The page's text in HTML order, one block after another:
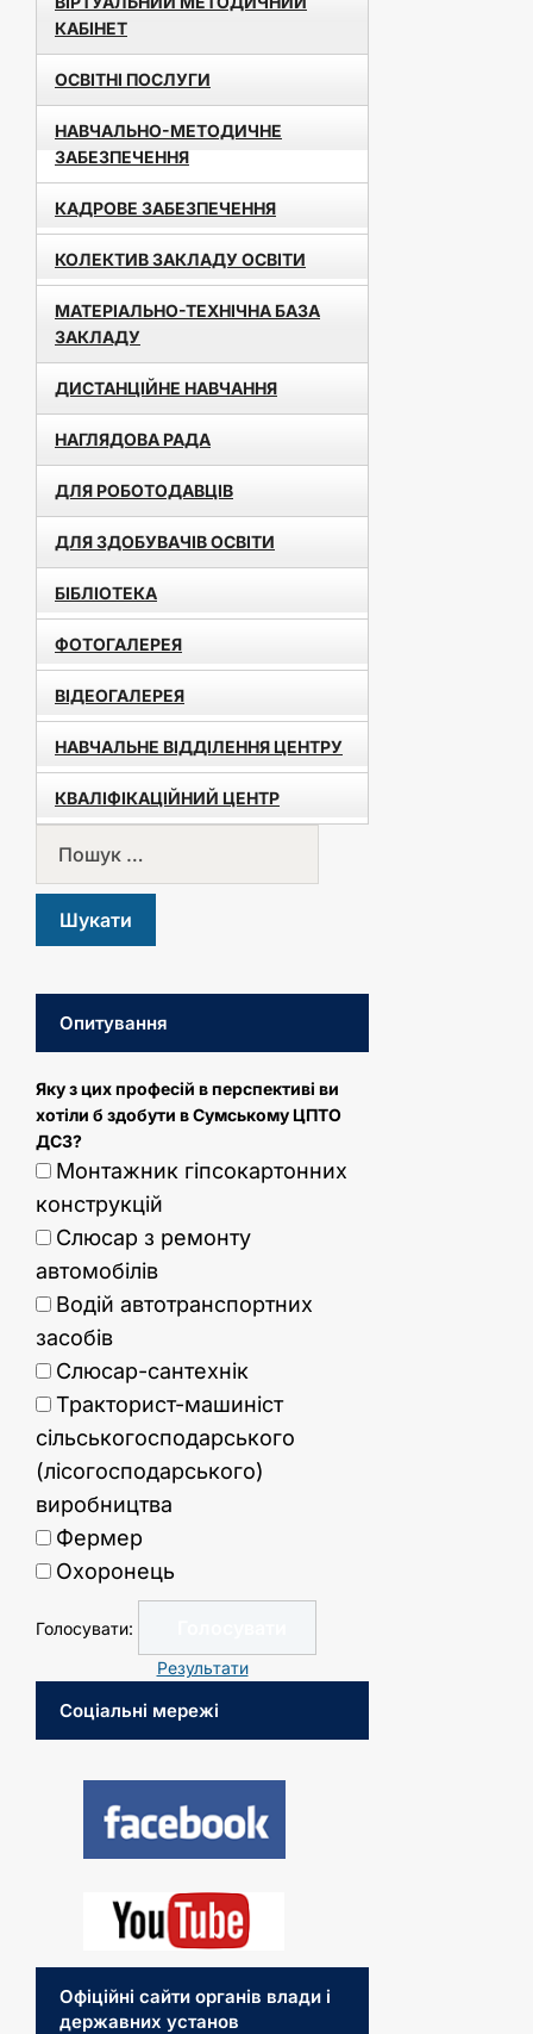
КАБІНЕТ
ОСВІТНІ ПОСЛУГИ
НАВЧАЛЬНО-МЕТОДИЧНЕ
ЗАБЕЗПЕЧЕННЯ
КАДРОВЕ ЗАБЕЗПЕЧЕННЯ
КОЛЕКТИВ ЗАКЛАДУ ОСВІТИ
МАТЕРІАЛЬНО-ТЕХНІЧНА БАЗА
ЗАКЛАДУ
ДИСТАНЦІЙНЕ НАВЧАННЯ
НАГЛЯДОВА РАДА
ДЛЯ РОБОТОДАВЦІВ
ДЛЯ ЗДОБУВАЧІВ ОСВІТИ
БІБЛІОТЕКА
ФОТОГАЛЕРЕЯ
ВІДЕОГАЛЕРЕЯ
НАВЧАЛЬНЕ ВІДДІЛЕННЯ ЦЕНТРУ
КВАЛІФІКАЦІЙНИЙ ЦЕНТР
Опитування
Яку з цих професій в перспективі ви
хотіли б здобути в Сумському ЦПТО
ДСЗ?
Монтажник гіпсокартонних
конструкцій
Слюсар з ремонту
автомобілів
Водій автотранспортних
засобів
Слюсар-сантехнік
Тракторист-машиніст
сільськогосподарського
(лісогосподарського)
виробництва
Фермер
Охоронець
Голосувати:
Результати
Соціальні мережі
Офіційні сайти органів влади і
державних установ